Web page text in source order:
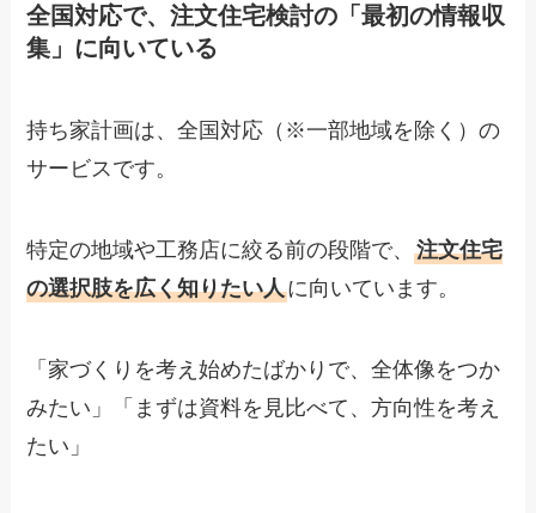
全国対応で、注文住宅検討の「最初の情報収
集」に向いている
持ち家計画は、全国対応（※一部地域を除く）の
サービスです。
特定の地域や工務店に絞る前の段階で、注文住宅
の選択肢を広く知りたい人に向いています。
「家づくりを考え始めたばかりで、全体像をつか
みたい」「まずは資料を見比べて、方向性を考え
たい」